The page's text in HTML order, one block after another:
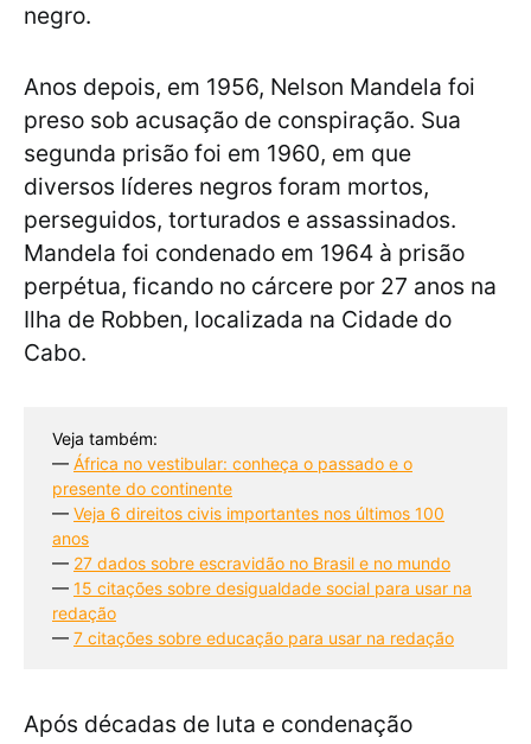
negro.
Anos depois, em 1956, Nelson Mandela foi
preso sob acusação de conspiração. Sua
segunda prisão foi em 1960, em que
diversos líderes negros foram mortos,
perseguidos, torturados e assassinados.
Mandela foi condenado em 1964 à prisão
perpétua, ficando no cárcere por 27 anos na
Ilha de Robben, localizada na Cidade do
Cabo.
Veja também:
— África no vestibular: conheça o passado e o
presente do continente
— Veja 6 direitos civis importantes nos últimos 100
anos
— 27 dados sobre escravidão no Brasil e no mundo
— 15 citações sobre desigualdade social para usar na
redação
— 7 citações sobre educação para usar na redação
Após décadas de luta e condenação